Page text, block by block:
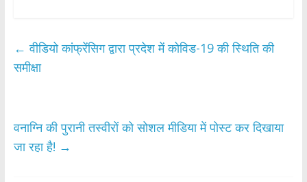
b
k
er s
p
e
← वीडियो कांफ्रेंसिग द्वारा प्रदेश में कोविड-19 की स्थिति की
समीक्षा
वनाग्नि की पुरानी तस्वीरों को सोशल मीडिया में पोस्ट कर दिखाया
जा रहा है! →